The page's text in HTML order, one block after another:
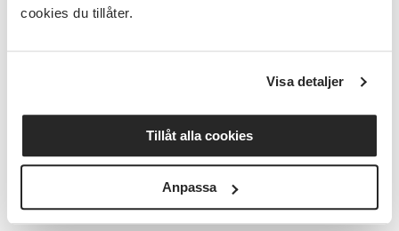
cookies du tillåter.
Visa detaljer
Tillåt alla cookies
Anpassa
Förkunskaper
Inga förkunskaper i drejning behövs för att vara med
Kursledare
Jessica är keramiker med lång erfarenhet att hålla
kurser i keramik. Hon har haft kurser på
Studieförbundet Vuxenskolan i 20 år och är utbildad
på Östra Greviefolkhögskola och Konstfack i
Stockholm.